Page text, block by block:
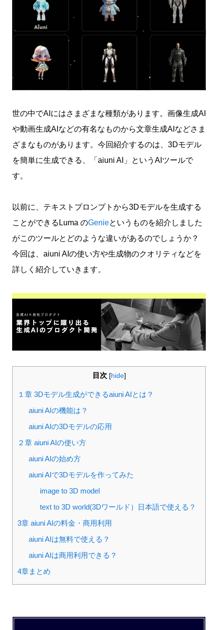
世の中でAIにはさまざまな種類があります。画像生成AI
や動画生成AIなどの有名なものから文章生成AIなどさま
ざまなものがあります。今回紹介するのは、3Dモデル
を簡単に生成できる、「aiuni AI」というAIツールで
す。
以前に、テキストプロンプトから3Dモデルを生成する
ことができるLuma のGenieというものを紹介しました
がこのツールとどのような違いがあるのでしょうか？
今回は、aiuni AIの使い方や生成物のクオリティなどを
詳しく紹介していきます。
目次 [hide]
１章 3Dモデル生成ができるaiuni AIとは？
aiuni AIの機能は？
aiuni AIの3Dモデルの応用
２章 aiuni AIの使い方
aiuni AIの始め方
aiuni AIで3Dモデルを作ってみた
image to 3D model
text to 3D world(3Dワールド）日本語で使える？
3章 aiuni AIの料金・商用利用
aiuni AIは無料で使える？
aiuni AIは商用利用できる？
4章まとめ